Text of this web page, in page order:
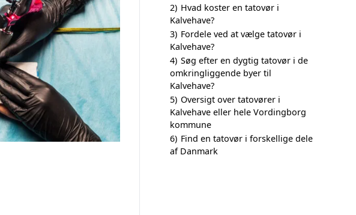
2) Hvad koster en tatovør i
Kalvehave?
3) Fordele ved at vælge tatovør i
Kalvehave?
4) Søg efter en dygtig tatovør i de
omkringliggende byer til
Kalvehave?
5) Oversigt over tatovører i
Kalvehave eller hele Vordingborg
kommune
6) Find en tatovør i forskellige dele
af Danmark